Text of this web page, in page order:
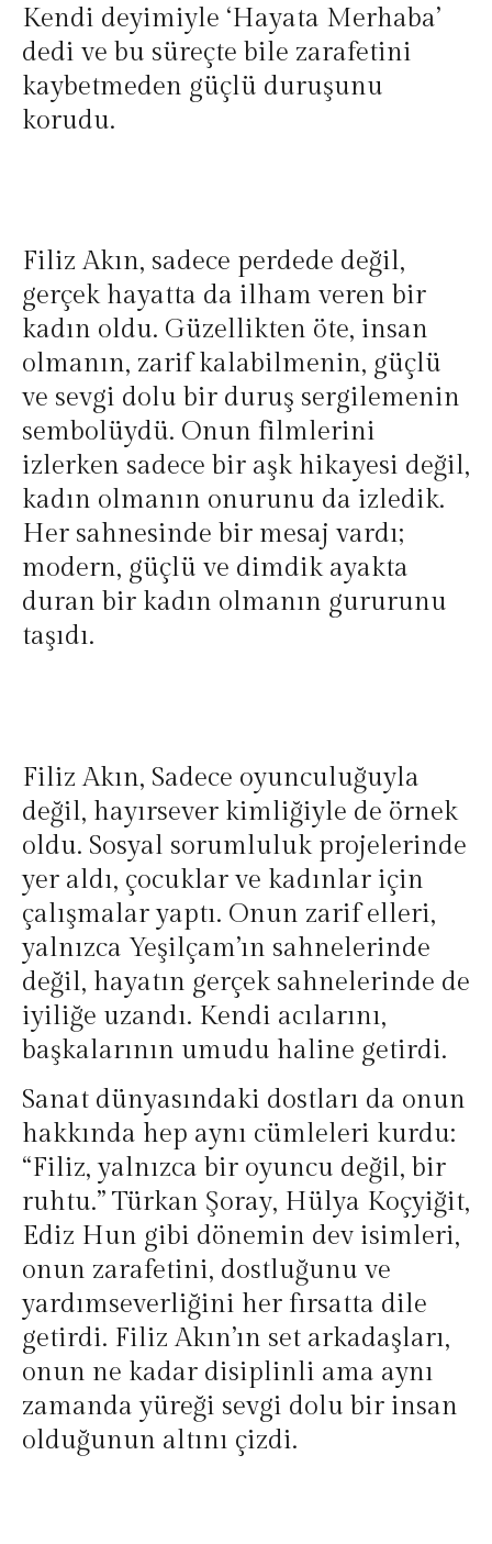
Kendi deyimiyle ‘Hayata Merhaba’
dedi ve bu süreçte bile zarafetini
kaybetmeden güçlü duruşunu
korudu.
Filiz Akın, sadece perdede değil,
gerçek hayatta da ilham veren bir
kadın oldu. Güzellikten öte, insan
olmanın, zarif kalabilmenin, güçlü
ve sevgi dolu bir duruş sergilemenin
sembolüydü. Onun filmlerini
izlerken sadece bir aşk hikayesi değil,
kadın olmanın onurunu da izledik.
Her sahnesinde bir mesaj vardı;
modern, güçlü ve dimdik ayakta
duran bir kadın olmanın gururunu
taşıdı.
Filiz Akın, Sadece oyunculuğuyla
değil, hayırsever kimliğiyle de örnek
oldu. Sosyal sorumluluk projelerinde
yer aldı, çocuklar ve kadınlar için
çalışmalar yaptı. Onun zarif elleri,
yalnızca Yeşilçam’ın sahnelerinde
değil, hayatın gerçek sahnelerinde de
iyiliğe uzandı. Kendi acılarını,
başkalarının umudu haline getirdi.
Sanat dünyasındaki dostları da onun
hakkında hep aynı cümleleri kurdu:
“Filiz, yalnızca bir oyuncu değil, bir
ruhtu.” Türkan Şoray, Hülya Koçyiğit,
Ediz Hun gibi dönemin dev isimleri,
onun zarafetini, dostluğunu ve
yardımseverliğini her fırsatta dile
getirdi. Filiz Akın’ın set arkadaşları,
onun ne kadar disiplinli ama aynı
zamanda yüreği sevgi dolu bir insan
olduğunun altını çizdi.